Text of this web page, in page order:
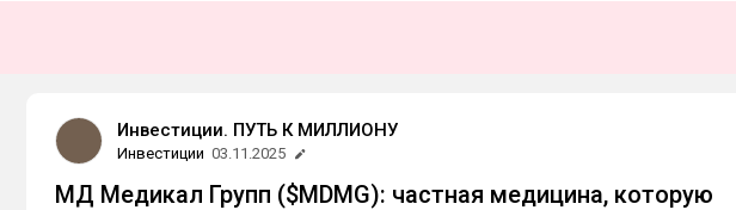
Инвестиции. ПУТЬ К МИЛЛИОНУ
Инвестиции 03.11.2025
МД Медикал Групп ($MDMG): частная медицина, которую